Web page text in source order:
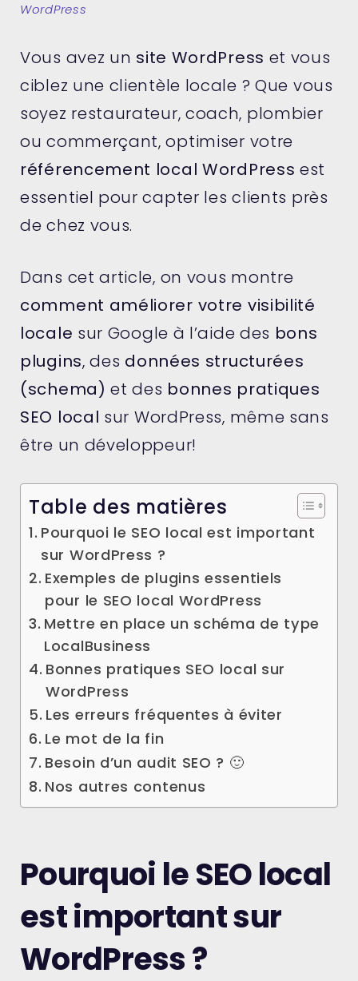
WordPress
Vous avez un site WordPress et vous
ciblez une clientèle locale ? Que vous
soyez restaurateur, coach, plombier
ou commerçant, optimiser votre
référencement local WordPress est
essentiel pour capter les clients près
de chez vous.
Dans cet article, on vous montre
comment améliorer votre visibilité
locale sur Google à l’aide des bons
plugins, des données structurées
(schema) et des bonnes pratiques
SEO local sur WordPress, même sans
être un développeur!
Table des matières
Pourquoi le SEO local est important
sur WordPress ?
Exemples de plugins essentiels
pour le SEO local WordPress
Mettre en place un schéma de type
LocalBusiness
Bonnes pratiques SEO local sur
WordPress
Les erreurs fréquentes à éviter
Le mot de la fin
Besoin d’un audit SEO ? 🙂
Nos autres contenus
Pourquoi le SEO local
est important sur
WordPress ?